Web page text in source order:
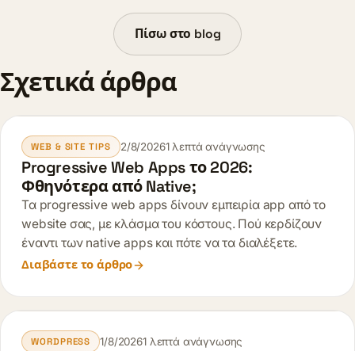
Πίσω στο blog
Σχετικά άρθρα
WEB & SITE TIPS 2/8/20261 λεπτά ανάγνωσης
Progressive Web Apps το 2026:
Φθηνότερα από Native;
Τα progressive web apps δίνουν εμπειρία app από το
website σας, με κλάσμα του κόστους. Πού κερδίζουν
έναντι των native apps και πότε να τα διαλέξετε.
Διαβάστε το άρθρο
WORDPRESS 1/8/20261 λεπτά ανάγνωσης